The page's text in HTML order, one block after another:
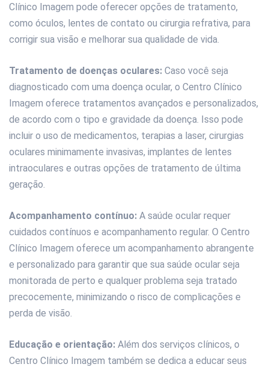
Clínico Imagem pode oferecer opções de tratamento,
como óculos, lentes de contato ou cirurgia refrativa, para
corrigir sua visão e melhorar sua qualidade de vida.
Tratamento de doenças oculares: Caso você seja
diagnosticado com uma doença ocular, o Centro Clínico
Imagem oferece tratamentos avançados e personalizados,
de acordo com o tipo e gravidade da doença. Isso pode
incluir o uso de medicamentos, terapias a laser, cirurgias
oculares minimamente invasivas, implantes de lentes
intraoculares e outras opções de tratamento de última
geração.
Acompanhamento contínuo: A saúde ocular requer
cuidados contínuos e acompanhamento regular. O Centro
Clínico Imagem oferece um acompanhamento abrangente
e personalizado para garantir que sua saúde ocular seja
monitorada de perto e qualquer problema seja tratado
precocemente, minimizando o risco de complicações e
perda de visão.
Educação e orientação: Além dos serviços clínicos, o
Centro Clínico Imagem também se dedica a educar seus